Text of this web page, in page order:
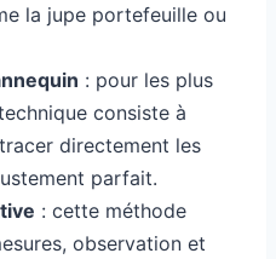
la jupe portefeuille ou
: pour les plus
consiste à
directement les
parfait.
: cette méthode
observation et